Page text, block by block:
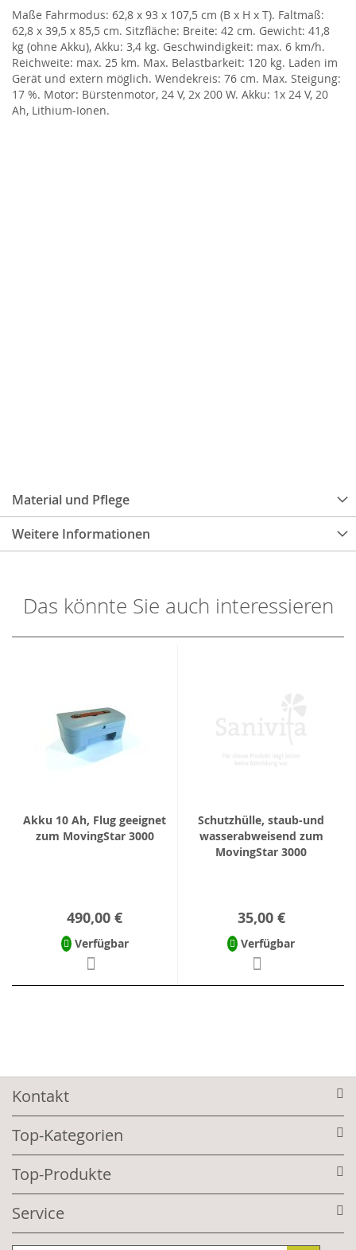
Material und Pflege
Weitere Informationen
Maße Fahrmodus: 62,8 x 93 x 107,5 cm (B x H x T). Faltmaß:
62,8 x 39,5 x 85,5 cm. Sitzfläche: Breite: 42 cm. Gewicht: 41,8
kg (ohne Akku), Akku: 3,4 kg. Geschwindigkeit: max. 6 km/h.
Reichweite: max. 25 km. Max. Belastbarkeit: 120 kg. Laden im
Gerät und extern möglich. Wendekreis: 76 cm. Max. Steigung:
17 %. Motor: Bürstenmotor, 24 V, 2x 200 W. Akku: 1x 24 V, 20
Ah, Lithium-Ionen.
Das könnte Sie auch interessieren
Akku 10 Ah, Flug geeignet
zum MovingStar 3000
490,00 €
Verfügbar
Schutzhülle, staub-und
wasserabweisend zum
MovingStar 3000
35,00 €
Verfügbar
Kontakt
Top-Kategorien
Top-Produkte
Service